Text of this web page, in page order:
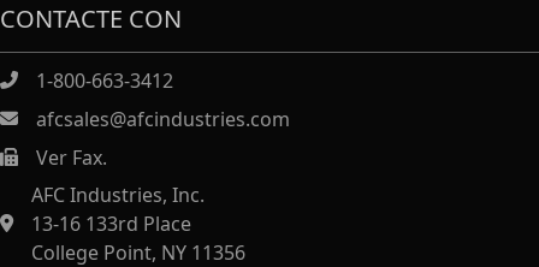
CONTACTE CON
1-800-663-3412
afcsales@afcindustries.com
https://afcindustries.com/contact/#:~:text=Fax
Ver Fax.
AFC Industries, Inc.
13-16 133rd Place
College Point, NY 11356